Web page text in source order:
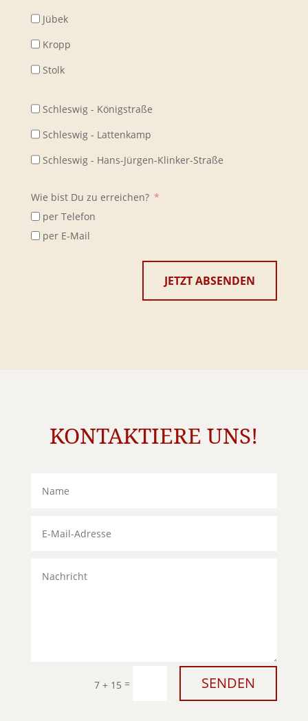
Jübek
Kropp
Stolk
Schleswig - Königstraße
Schleswig - Lattenkamp
Schleswig - Hans-Jürgen-Klinker-Straße
Wie bist Du zu erreichen?
per Telefon
per E-Mail
JETZT ABSENDEN
KONTAKTIERE UNS!
7 + 15 = SENDEN